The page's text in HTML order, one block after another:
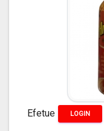
Efetue LOGIN